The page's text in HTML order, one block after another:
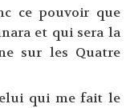
ce pouvoir que
et qui sera la
sur les Quatre
qui me fait le